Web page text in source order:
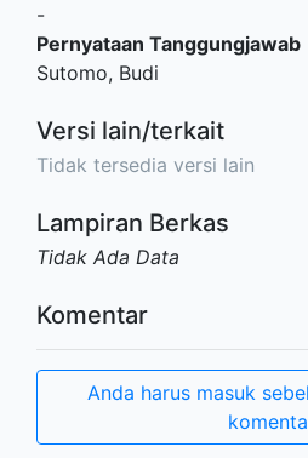
-
Pernyataan Tanggungjawab
Sutomo, Budi
Versi lain/terkait
Tidak tersedia versi lain
Lampiran Berkas
Tidak Ada Data
Komentar
Anda harus masuk